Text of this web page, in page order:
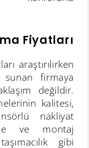
Fiyatları
araştırılırken
sunan firmaya
değildir.
kalitesi,
nakliyat
ve montaj
gibi